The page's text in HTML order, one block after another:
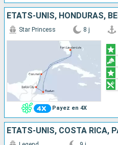
Payez en 4X
Star Princess 8 j